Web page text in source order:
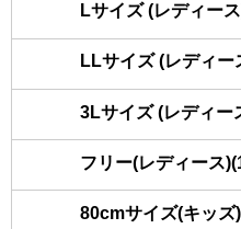
Lサイズ (レディー
LLサイズ (レディー
3Lサイズ (レディー
フリー(レディース
80cmサイズ(キッズ